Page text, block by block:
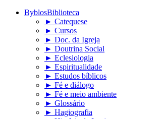
ByblosBiblioteca
► Catequese
► Cursos
► Doc. da Igreja
► Doutrina Social
► Eclesiologia
► Espiritualidade
► Estudos bíblicos
► Fé e diálogo
► Fé e meio ambiente
► Glossário
► Hagiografia